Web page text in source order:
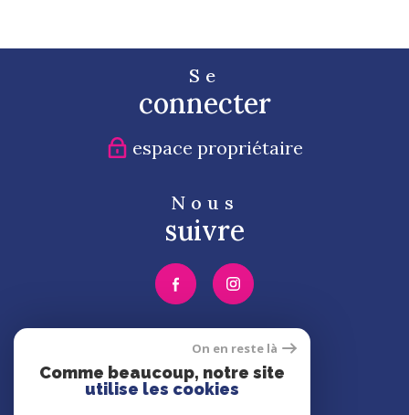
Se
connecter
espace propriétaire
Nous
suivre
Nous
adhérons
On en reste là
Comme beaucoup, notre site
utilise les cookies